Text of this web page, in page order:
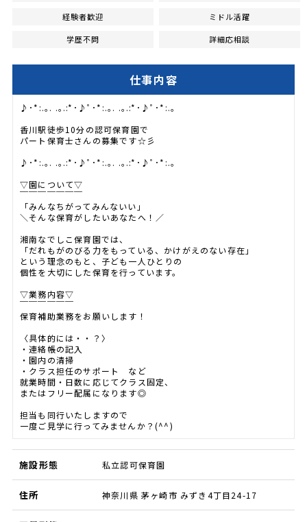
経験者歓迎 ミドル活躍
学歴不問 詳細応相談
仕事内容
♪･*:.｡. .｡.:*･♪ﾟ･*:.｡. .｡.:*･♪ﾟ･*:.｡
香川駅徒歩10分の認可保育園で
パート保育士さんの募集です☆彡
♪･*:.｡. .｡.:*･♪ﾟ･*:.｡. .｡.:*･♪ﾟ･*:.｡
▽園について▽
￣￣￣￣￣￣￣
「みんなちがってみんないい」
＼そんな保育がしたいあなたへ！／
湘南なでしこ保育園では、
「だれもがのびる力をもっている、かけがえのない存在」
という理念のもと、子ども一人ひとりの
個性を大切にした保育を行っています。
▽業務内容▽
￣￣￣￣￣￣
保育補助業務をお願いします！
〈具体的には・・？〉
・連絡帳の記入
・園内の清掃
・クラス担任のサポート など
就業時間・日数に応じてクラス固定、
またはフリー配属になります◎
担当も同行いたしますので
一度ご見学に行ってみませんか？(^^)
施設形態 私立認可保育園
住所 神奈川県 茅ヶ崎市 みずき4丁目24-17